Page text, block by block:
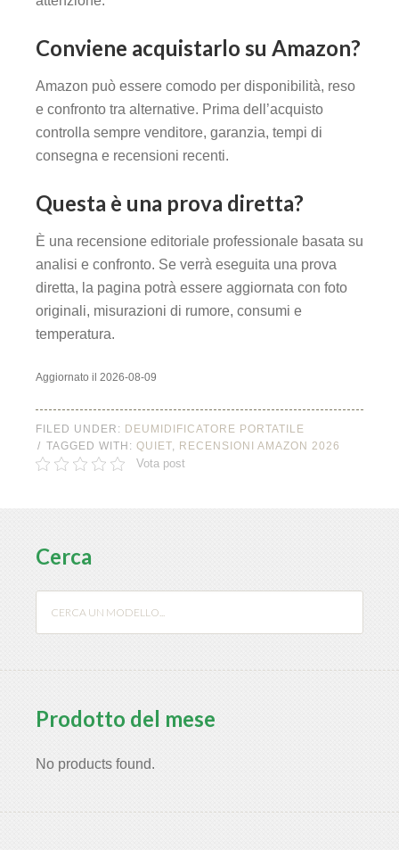
Conviene acquistarlo su Amazon?
Amazon può essere comodo per disponibilità, reso
e confronto tra alternative. Prima dell’acquisto
controlla sempre venditore, garanzia, tempi di
consegna e recensioni recenti.
Questa è una prova diretta?
È una recensione editoriale professionale basata su
analisi e confronto. Se verrà eseguita una prova
diretta, la pagina potrà essere aggiornata con foto
originali, misurazioni di rumore, consumi e
temperatura.
Aggiornato il 2026-08-09
FILED UNDER: DEUMIDIFICATORE PORTATILE
TAGGED WITH: QUIET, RECENSIONI AMAZON 2026
Vota post
Cerca
Prodotto del mese
No products found.